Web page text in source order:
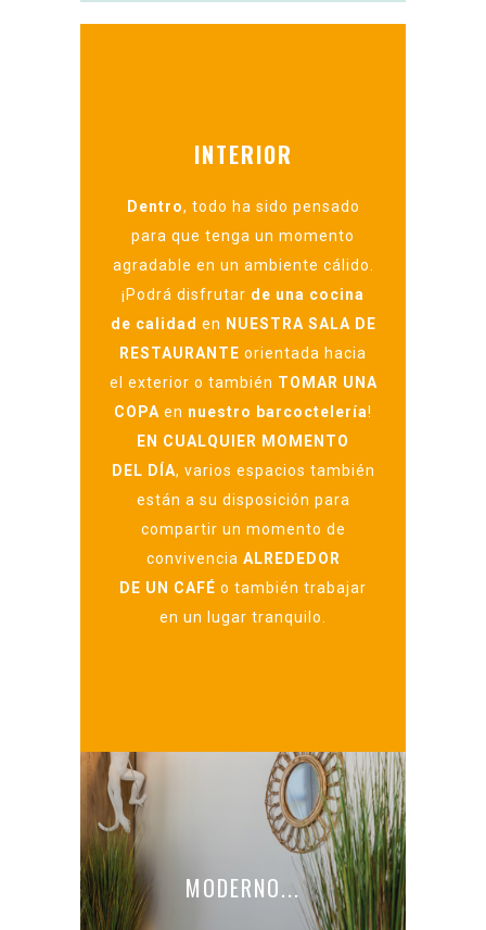
INTERIOR
Dentro, todo ha sido pensado
para que tenga un momento
agradable en un ambiente cálido.
¡Podrá disfrutar de una cocina
de calidad en NUESTRA SALA DE
RESTAURANTE orientada hacia
el exterior o también TOMAR UNA
COPA en nuestro barcoctelería!
EN CUALQUIER MOMENTO
DEL DÍA, varios espacios también
están a su disposición para
compartir un momento de
convivencia ALREDEDOR
DE UN CAFÉ o también trabajar
en un lugar tranquilo.
MODERNO...